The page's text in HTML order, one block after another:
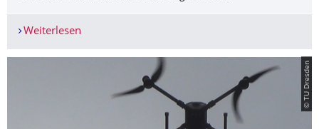
Weiterlesen
© TU Dresden